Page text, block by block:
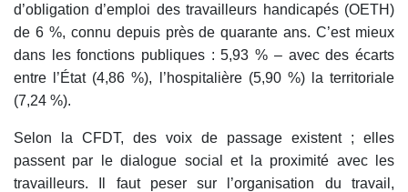
d’obligation d’emploi des travailleurs handicapés (OETH)
de 6 %, connu depuis près de quarante ans. C’est mieux
dans les fonctions publiques : 5,93 % – avec des écarts
entre l’État (4,86 %), l’hospitalière (5,90 %) la territoriale
(7,24 %).
Selon la CFDT, des voix de passage existent ; elles
passent par le dialogue social et la proximité avec les
travailleurs. Il faut peser sur l’organisation du travail,